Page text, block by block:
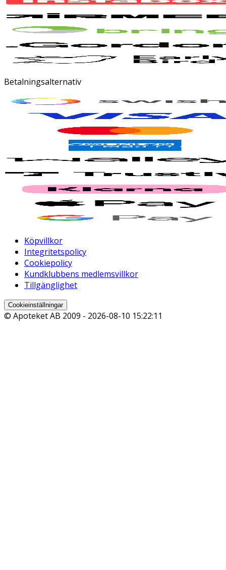
Betalningsalternativ
Köpvillkor
Integritetspolicy
Cookiepolicy
Kundklubbens medlemsvillkor
Tillgänglighet
Cookieinställningar
© Apoteket AB 2009 - 2026-08-10 15:22:11